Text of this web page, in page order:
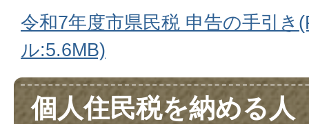
令和7年度市県民税 申告の手引き
ル:5.6MB)
個人住民税を納める人